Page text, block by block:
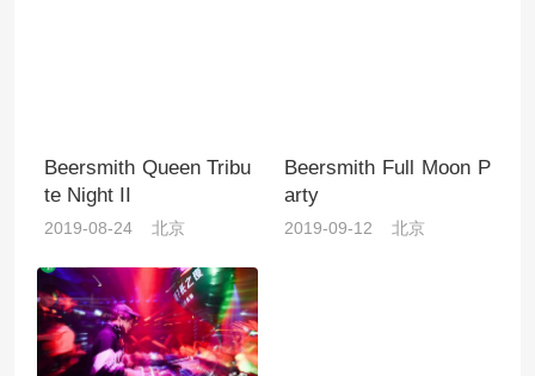
Beersmith Queen Tribu
te Night II
2019-08-24 北京
Beersmith Full Moon P
arty
2019-09-12 北京